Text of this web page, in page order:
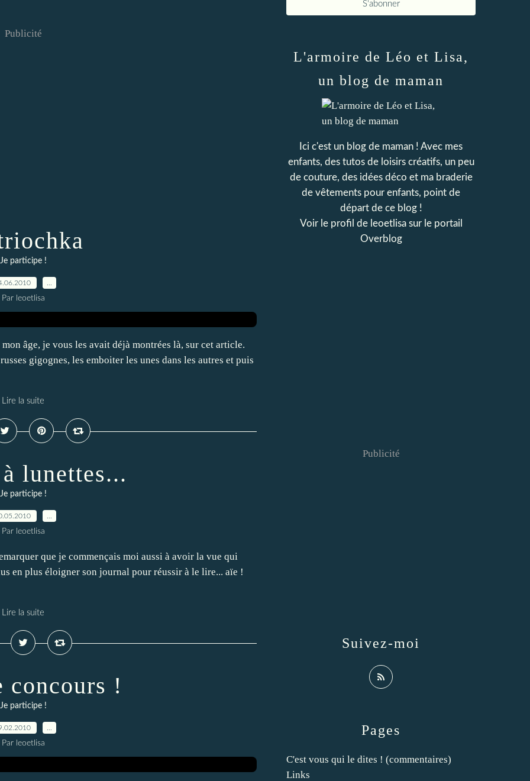
Publicité
Je participe !
Par leoetlisa
âge, je vous les avait déjà montrées là, sur cet article.
gigognes, les emboiter les unes dans les autres et puis
Lire la suite
lunettes...
Je participe !
Par leoetlisa
que je commençais moi aussi à avoir la vue qui
en plus éloigner son journal pour réussir à le lire... aïe !
Lire la suite
concours !
Je participe !
Par leoetlisa
Pages
C'est vous qui le dites ! (commentaires)
Links
L'armoire de Léo et Lisa,
un blog de maman
Ici c'est un blog de maman ! Avec mes
enfants, des tutos de loisirs créatifs, un peu
de couture, des idées déco et ma braderie
de vêtements pour enfants, point de
départ de ce blog !
Voir le profil de leoetlisasur le portail
Overblog
Suivez-moi
Publicité